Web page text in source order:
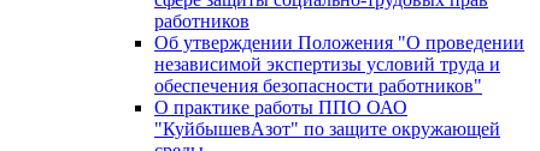
работников
Об утверждении Положения "О проведении
независимой экспертизы условий труда и
обеспечения безопасности работников"
О практике работы ППО ОАО
"КуйбышевАзот" по защите окружающей